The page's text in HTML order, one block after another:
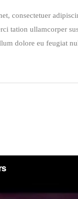
consectetuer
tation ullamcorper
dolore eu feugiat